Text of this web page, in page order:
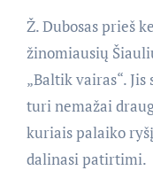
Ž. Dubosas prieš
žinomiausių
„Baltik vairas“.
turi nemažai
kuriais palaiko
dalinasi patirtimi.